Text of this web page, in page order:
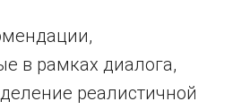
в рамках диалога,
реалистичной